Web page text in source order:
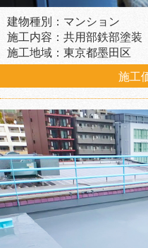
建物種別：マンション
施工内容：共用部鉄部塗装
施工地域：東京都墨田区
施工